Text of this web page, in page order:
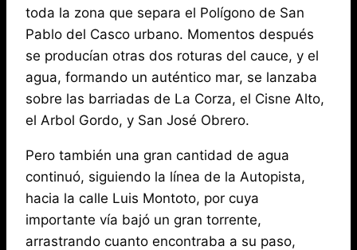
toda la zona que separa el Polígono de San
Pablo del Casco urbano. Momentos después
se producían otras dos roturas del cauce, y el
agua, formando un auténtico mar, se lanzaba
sobre las barriadas de La Corza, el Cisne Alto,
el Arbol Gordo, y San José Obrero.
Pero también una gran cantidad de agua
continuó, siguiendo la línea de la Autopista,
hacia la calle Luis Montoto, por cuya
importante vía bajó un gran torrente,
arrastrando cuanto encontraba a su paso,